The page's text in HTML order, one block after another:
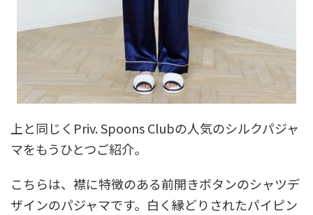
上と同じくPriv. Spoons Clubの人気のシルクパジャ
マをもうひとつご紹介。
こちらは、襟に特徴のある前開きボタンのシャツデ
ザインのパジャマです。白く縁どりされたパイピン